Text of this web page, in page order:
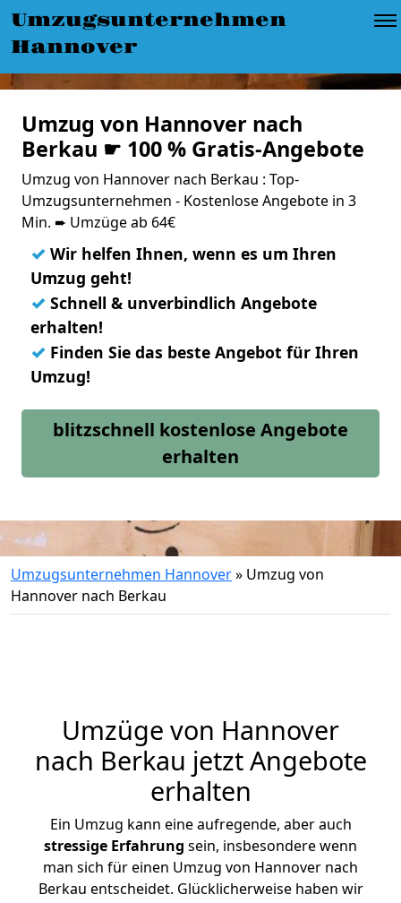
Umzugsunternehmen
Hannover
Umzug von Hannover nach
Berkau ☛ 100 % Gratis-Angebote
Umzug von Hannover nach Berkau : Top-
Umzugsunternehmen - Kostenlose Angebote in 3
Min. ➨ Umzüge ab 64€
✓ Wir helfen Ihnen, wenn es um Ihren
Umzug geht!
✓ Schnell & unverbindlich Angebote
erhalten!
✓ Finden Sie das beste Angebot für Ihren
Umzug!
blitzschnell kostenlose Angebote
erhalten
Umzugsunternehmen Hannover» Umzug von
Hannover nach Berkau
Umzüge von Hannover
nach Berkau jetzt Angebote
erhalten
Ein Umzug kann eine aufregende, aber auch
stressige Erfahrung sein, insbesondere wenn
man sich für einen Umzug von Hannover nach
Berkau entscheidet. Glücklicherweise haben wir